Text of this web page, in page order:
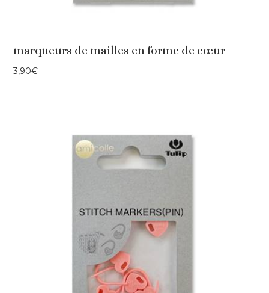
marqueurs de mailles en forme de cœur
3,90€